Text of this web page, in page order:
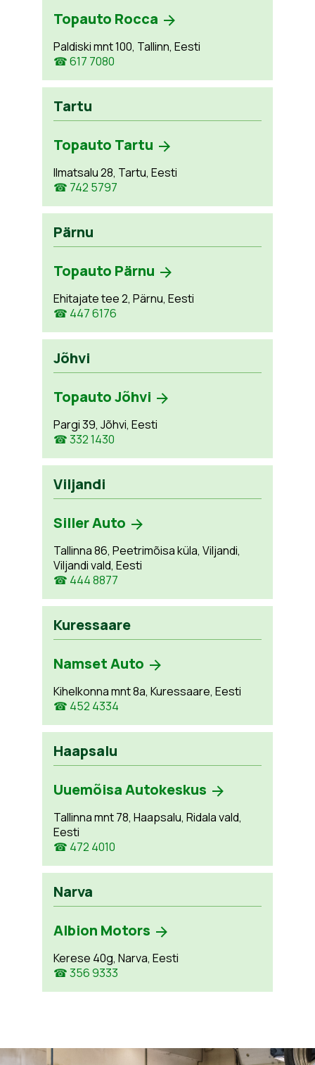
Topauto Rocca
Paldiski mnt 100, Tallinn, Eesti
☎ 617 7080
Tartu
Topauto Tartu
Ilmatsalu 28, Tartu, Eesti
☎ 742 5797
Pärnu
Topauto Pärnu
Ehitajate tee 2, Pärnu, Eesti
☎ 447 6176
Jõhvi
Topauto Jõhvi
Pargi 39, Jõhvi, Eesti
☎ 332 1430
Viljandi
Siller Auto
Tallinna 86, Peetrimõisa küla, Viljandi,
Viljandi vald, Eesti
☎ 444 8877
Kuressaare
Namset Auto
Kihelkonna mnt 8a, Kuressaare, Eesti
☎ 452 4334
Haapsalu
Uuemõisa Autokeskus
Tallinna mnt 78, Haapsalu, Ridala vald,
Eesti
☎ 472 4010
Narva
Albion Motors
Kerese 40g, Narva, Eesti
☎ 356 9333